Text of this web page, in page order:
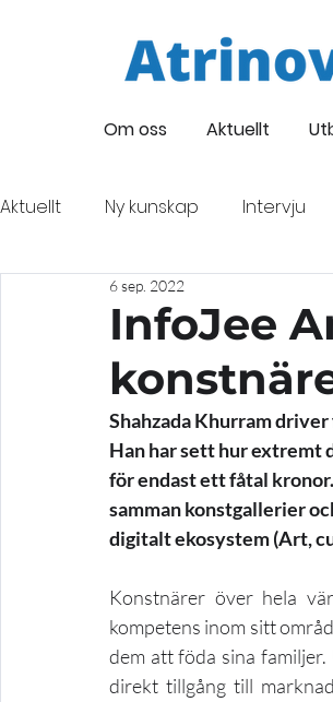
Om oss Aktuellt
Aktuellt Ny kunskap Intervju
Företagsintervju
Finansiering Evenemang
InfoJee
6 sep. 2022
Shahzada Khurram
Han har sett hur extremt
för endast ett fåtal
samman konstgallerier
digitalt ekosystem (Art,
Konstnärer över hela
kompetens inom sitt
dem att föda sina
direkt tillgång till